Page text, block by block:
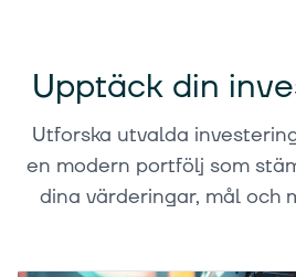
Upptäck din
Utforska utvalda
en modern portfölj som
dina värderingar, mål och